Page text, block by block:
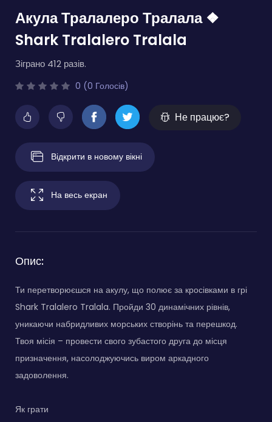
Акула Тралалеро Тралала ❖
Shark Tralalero Tralala
Зіграно 412 разів.
0 (0 Голосів)
Не працює?
Відкрити в новому вікні
На весь екран
Опис:
Ти перетворюєшся на акулу, що полює за кросівками в грі
Shark Tralalero Tralala. Пройди 30 динамічних рівнів,
уникаючи набридливих морських створінь та перешкод.
Твоя місія – провести свого зубастого друга до місця
призначення, насолоджуючись виром аркадного
задоволення.
Як грати